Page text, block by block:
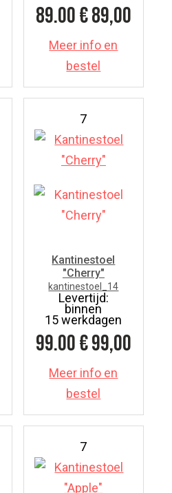
89.00€ 89,00
Meer info en
bestel
7
Kantinestoel
"Cherry"
kantinestoel_14
Levertijd:
binnen
15 werkdagen
99.00€ 99,00
Meer info en
bestel
7